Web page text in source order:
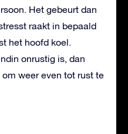
Het gebeurt dan
raakt in bepaald
het hoofd koel.
onrustig is, dan
weer even tot rust te